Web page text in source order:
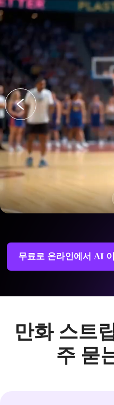
무료로 온라인에서 AI
만화 스트
주 묻